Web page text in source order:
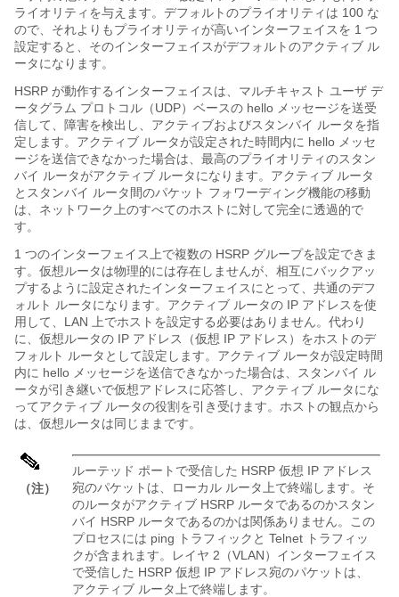
ライオリティを与えます。デフォルトのプライオリティは 100 な
ので、それよりもプライオリティが高いインターフェイスを 1 つ
設定すると、そのインターフェイスがデフォルトのアクティブ ル
ータになります。
HSRP が動作するインターフェイスは、マルチキャスト ユーザ デ
ータグラム プロトコル（UDP）ベースの hello メッセージを送受
信して、障害を検出し、アクティブおよびスタンバイ ルータを指
定します。アクティブ ルータが設定された時間内に hello メッセ
ージを送信できなかった場合は、最高のプライオリティのスタン
バイ ルータがアクティブ ルータになります。アクティブ ルータ
とスタンバイ ルータ間のパケット フォワーディング機能の移動
は、ネットワーク上のすべてのホストに対して完全に透過的で
す。
1 つのインターフェイス上で複数の HSRP グループを設定できま
す。仮想ルータは物理的には存在しませんが、相互にバックアッ
プするように設定されたインターフェイスにとって、共通のデフ
ォルト ルータになります。アクティブ ルータの IP アドレスを使
用して、LAN 上でホストを設定する必要はありません。代わり
に、仮想ルータの IP アドレス（仮想 IP アドレス）をホストのデ
フォルト ルータとして設定します。アクティブ ルータが設定時間
内に hello メッセージを送信できなかった場合は、スタンバイ ル
ータが引き継いで仮想アドレスに応答し、アクティブ ルータにな
ってアクティブ ルータの役割を引き受けます。ホストの観点から
は、仮想ルータは同じままです。
（注）
ルーテッド ポートで受信した HSRP 仮想 IP アドレス
宛のパケットは、ローカル ルータ上で終端します。そ
のルータがアクティブ HSRP ルータであるのかスタン
バイ HSRP ルータであるのかは関係ありません。この
プロセスには ping トラフィックと Telnet トラフィッ
クが含まれます。レイヤ 2（VLAN）インターフェイス
で受信した HSRP 仮想 IP アドレス宛のパケットは、
アクティブ ルータ上で終端します。